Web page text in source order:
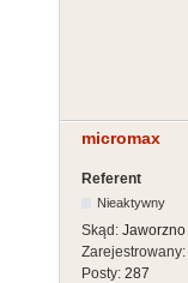
micromax
Referent
Nieaktywny
Skąd: Jaworzno
Zarejestrowany:
Posty: 287